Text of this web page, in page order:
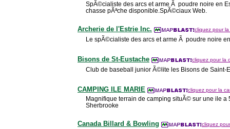
SpÃ©cialiste des arcs et arme Ã poudre noire en
chasse pÃªche disponible.SpÃ©ciaux Web.
Archerie de l'Estrie Inc. cliquez pour
Le spÃ©cialiste des arcs et arme Ã poudre noire
Bisons de St-Eustache cliquez pour la
Club de baseball junior Ã©lite les Bisons de Saint-
CAMPING ILE MARIE cliquez pour la
Magnifique terrain de camping situÃ© sur une ile a
Sherbrooke
Canada Billard & Bowling cliquez